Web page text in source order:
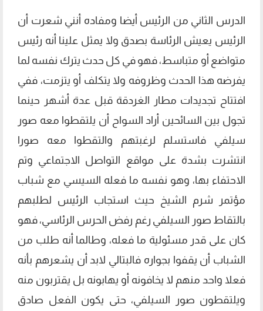
الدرس الثاني من الرئيس أيضا ومفاده أنني شعرت أن
الرئيس يعيش الرئاسة بصدق ولا يمثل علينا أنه رئيس
متواضع أو متباسط، فهو في كل حدث يترك نفسه لما
يفرضه هذا الحدث وظروفه ولا يتكلف أو يتزمت، ففي
افتتاح تجديدات مطار الغردقة قبل عدة أشهر حينما
تجول بين السائحين أراد السواح أن يلتقطوا معه صور
سيلفي فاستسلم لرغبتهم والتقطوا معه صورا
انتشرت بشدة على مواقع التواصل الاجتماعي وتم
الاحتفاء بها، وهو نفسه ما فعله السيسي مع شباب
مؤتمر شرم الشيخ حيث استجاب الرئيس لطلبهم
بالتقاط صور السيلفي رغم رفض الحرس الرئاسي، فهو
كان على قدر مسئولية ما فعله، وطالما أنه طلب من
الشباب أن يقفوا بجواره فالبتالي لابد أن يشعرهم بأنه
فعلا واحد منهم لا يخافونه أو يهابونه بل يقتربون منه
ويلتقطون صور السيلفي، حتى يكون الفعل صادق